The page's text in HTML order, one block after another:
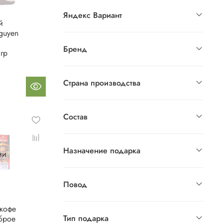
Яндекс Вариант
Бренд
Страна производства
Состав
Назначение подарка
Повод
Тип подарка